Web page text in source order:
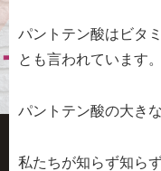
パントテン酸はビタ
とも言われています。
パントテン酸の大き
私たちが知らず知ら